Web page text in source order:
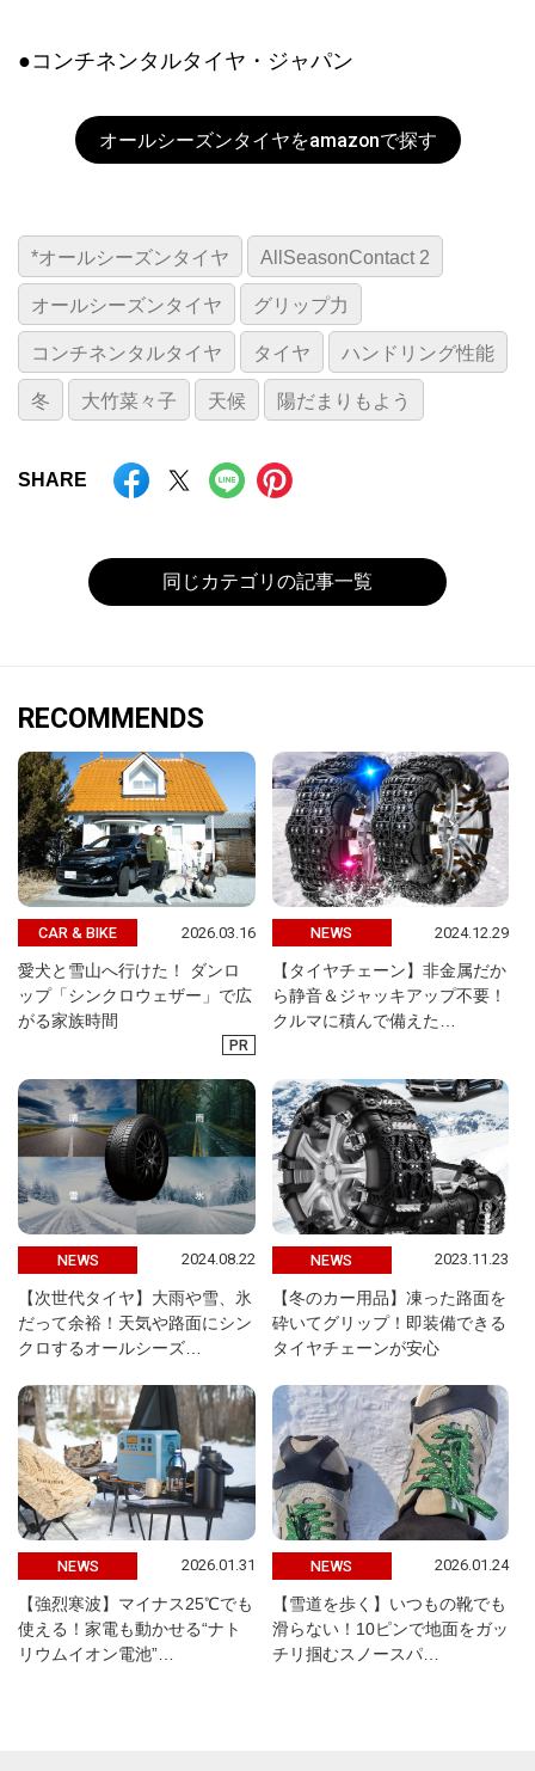
●コンチネンタルタイヤ・ジャパン
オールシーズンタイヤをamazonで探す
*オールシーズンタイヤ AllSeasonContact 2
オールシーズンタイヤ グリップ力
コンチネンタルタイヤ タイヤ ハンドリング性能
冬 大竹菜々子 天候 陽だまりもよう
SHARE
同じカテゴリの記事一覧
RECOMMENDS
CAR & BIKE 2026.03.16
愛犬と雪山へ行けた！ ダンロ
ップ「シンクロウェザー」で広
がる家族時間
PR
NEWS 2024.12.29
【タイヤチェーン】非金属だか
ら静音＆ジャッキアップ不要！
クルマに積んで備えた…
NEWS 2024.08.22
【次世代タイヤ】大雨や雪、氷
だって余裕！天気や路面にシン
クロするオールシーズ…
NEWS 2023.11.23
【冬のカー用品】凍った路面を
砕いてグリップ！即装備できる
タイヤチェーンが安心
NEWS 2026.01.31
【強烈寒波】マイナス25℃でも
使える！家電も動かせる“ナト
リウムイオン電池”…
NEWS 2026.01.24
【雪道を歩く】いつもの靴でも
滑らない！10ピンで地面をガッ
チリ掴むスノースパ…